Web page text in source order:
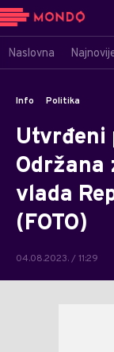
Naslovna
Info Politika
Održana
vlada
(FOTO)
04.08.2023. / 11:29